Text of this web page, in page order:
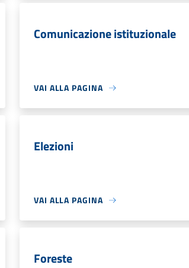
Comunicazione istituzionale
VAI ALLA PAGINA
Elezioni
VAI ALLA PAGINA
Foreste